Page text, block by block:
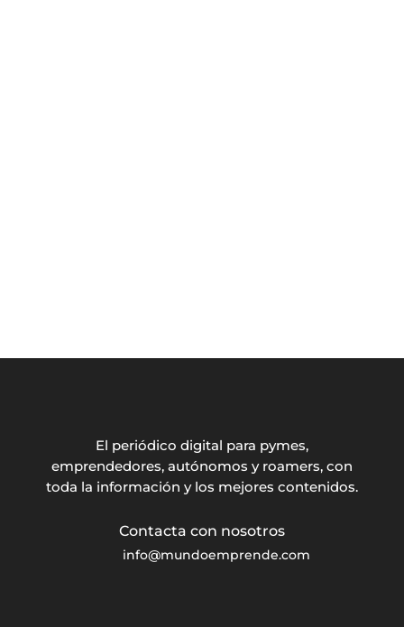
El periódico digital para pymes,
emprendedores, autónomos y roamers, con
toda la información y los mejores contenidos.
info@mundoemprende.com